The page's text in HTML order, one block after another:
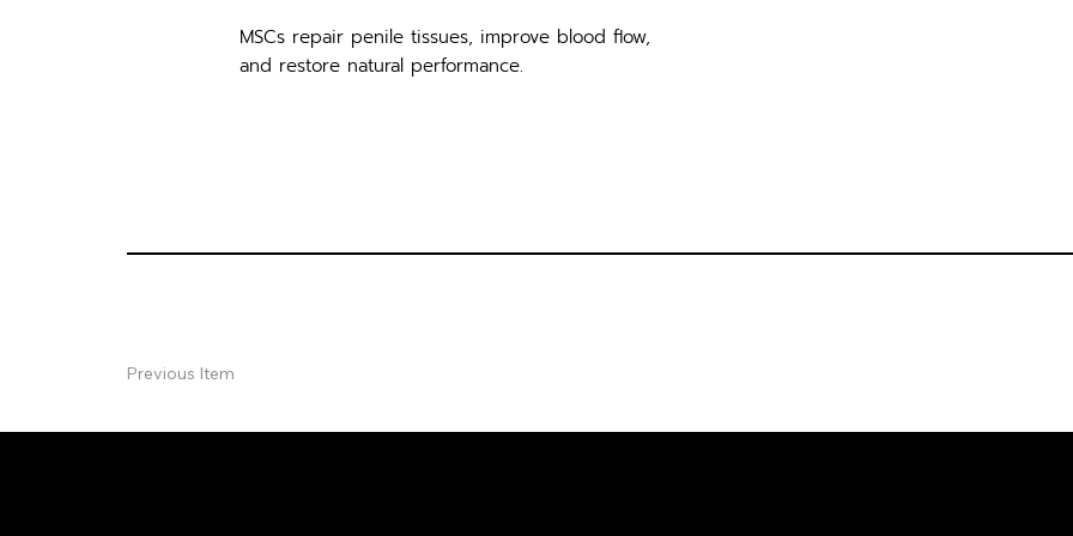
MSCs repair penile tissues, improve blood flow,
and restore natural performance.
Previous Item